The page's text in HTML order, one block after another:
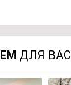
ДЛЯ ВАС